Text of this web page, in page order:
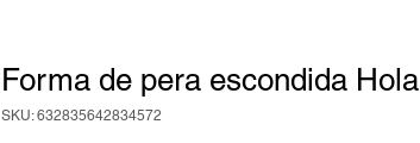
Forma de pera escondida Hola
SKU: 632835642834572